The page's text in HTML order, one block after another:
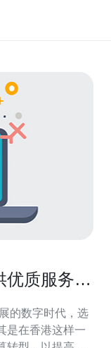
优质服务与
是在香港这样一